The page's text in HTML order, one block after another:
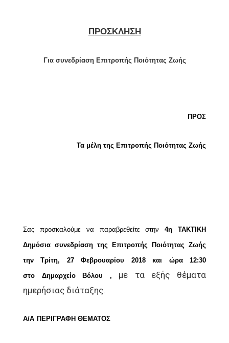
ΠΡΟΣΚΛΗΣΗ
Για συνεδρίαση Επιτροπής Ποιότητας Ζωής
ΠΡΟΣ
Τα μέλη της Επιτροπής Ποιότητας Ζωής
Σας προσκαλούμε να παραβρεθείτε στην 4η ΤΑΚΤΙΚΗ
Δημόσια συνεδρίαση της
Επιτροπής Ποιότητας Ζωής
την Τρίτη, 27 Φεβρουαρίου 2018 και ώρα 12:30
στο Δημαρχείο Βόλου , με τα εξής θέματα
ημερήσιας διάταξης.
Α/Α ΠΕΡΙΓΡΑΦΗ ΘΕΜΑΤΟΣ